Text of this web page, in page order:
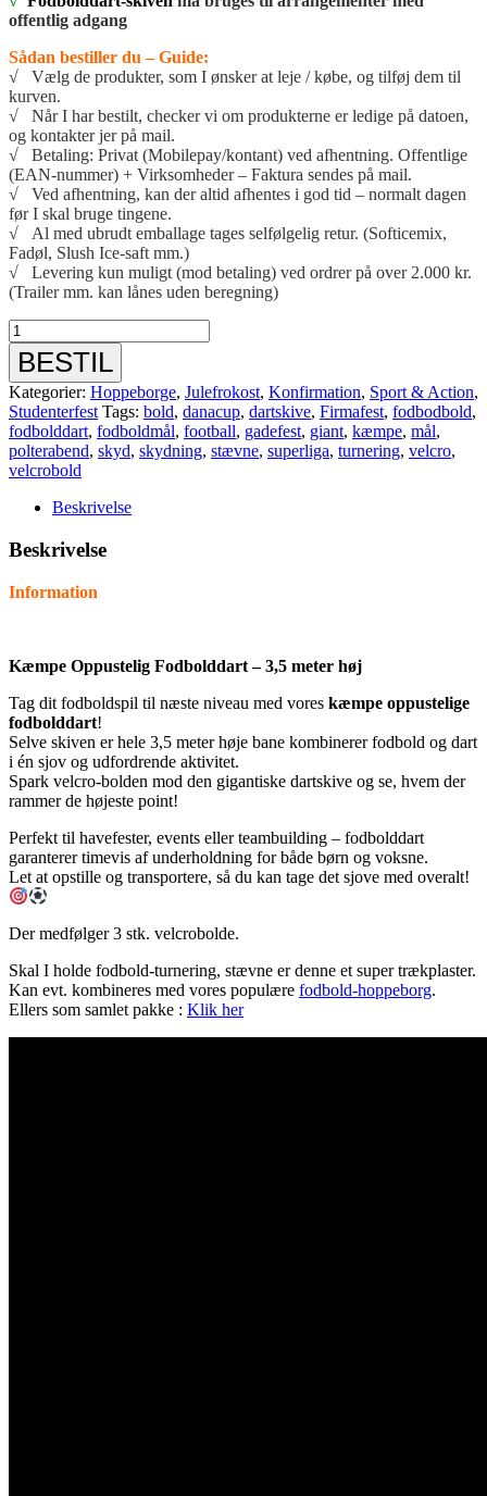
offentlig adgang
Sådan bestiller du – Guide:
√ Vælg de produkter, som I ønsker at leje / købe, og tilføj dem til
kurven.
√ Når I har bestilt, checker vi om produkterne er ledige på datoen,
og kontakter jer på mail.
√ Betaling: Privat (Mobilepay/kontant) ved afhentning. Offentlige
(EAN-nummer) + Virksomheder – Faktura sendes på mail.
√ Ved afhentning, kan der altid afhentes i god tid – normalt dagen
før I skal bruge tingene.
√ Al med ubrudt emballage tages selfølgelig retur. (Softicemix,
Fadøl, Slush Ice-saft mm.)
√ Levering kun muligt (mod betaling) ved ordrer på over 2.000 kr.
(Trailer mm. kan lånes uden beregning)
Kæmpe
Fodbolddart
3,5
M
HØJ
antal
BESTIL
Kategorier: Hoppeborge, Julefrokost, Konfirmation, Sport & Action,
Studenterfest Tags: bold, danacup, dartskive, Firmafest, fodbodbold,
fodbolddart, fodboldmål, football, gadefest, giant, kæmpe, mål,
polterabend, skyd, skydning, stævne, superliga, turnering, velcro,
velcrobold
Beskrivelse
Beskrivelse
Information
Kæmpe Oppustelig Fodbolddart – 3,5 meter høj
Tag dit fodboldspil til næste niveau med vores kæmpe oppustelige
fodbolddart!
Selve skiven er hele 3,5 meter høje bane kombinerer fodbold og dart
i én sjov og udfordrende aktivitet.
Spark velcro-bolden mod den gigantiske dartskive og se, hvem der
rammer de højeste point!
Perfekt til havefester, events eller teambuilding – fodbolddart
garanterer timevis af underholdning for både børn og voksne.
Let at opstille og transportere, så du kan tage det sjove med overalt!
Der medfølger 3 stk. velcrobolde.
Skal I holde fodbold-turnering, stævne er denne et super trækplaster.
Kan evt. kombineres med vores populære fodbold-hoppeborg.
Ellers som samlet pakke : Klik her